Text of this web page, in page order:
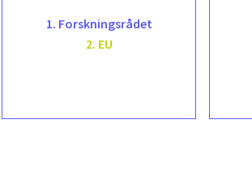
1. Forskningsrådet
2. EU